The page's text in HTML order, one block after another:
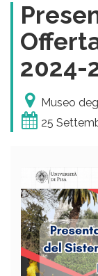
2024-
Museo
25